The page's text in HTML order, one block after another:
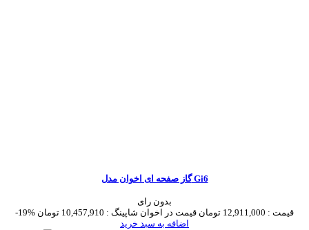
گاز صفحه ای اخوان مدل Gi6
بدون رای
-19%
قیمت : 12,911,000 تومان قیمت در اخوان شاپینگ : 10,457,910 تومان
اضافه به سبد خرید